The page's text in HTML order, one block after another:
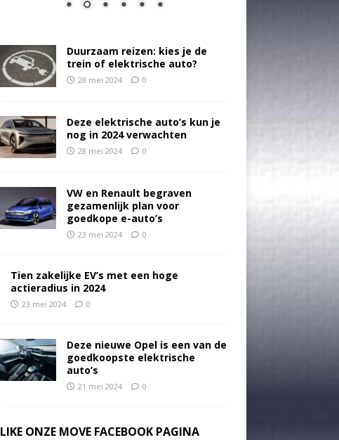
Duurzaam reizen: kies je de
trein of elektrische auto?
28 mei 2024 0
Deze elektrische auto’s kun je
nog in 2024 verwachten
28 mei 2024 0
VW en Renault begraven
gezamenlijk plan voor
goedkope e-auto’s
23 mei 2024 0
Tien zakelijke EV’s met een hoge
actieradius in 2024
23 mei 2024 0
Deze nieuwe Opel is een van de
goedkoopste elektrische
auto’s
21 mei 2024 0
LIKE ONZE MOVE FACEBOOK PAGINA